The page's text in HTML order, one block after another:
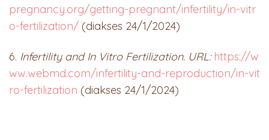
pregnancy.org/getting-pregnant/infertility/in-vitr
o-fertilization/ (diakses 24/1/2024)
6. Infertility and In Vitro Fertilization. URL: https://w
ww.webmd.com/infertility-and-reproduction/in-vit
ro-fertilization (diakses 24/1/2024)